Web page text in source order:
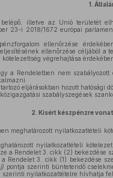
1.
illetve az Unió területét
23-i 2018/1672 európai
ellenőrzése
ellenőrzése céljából a
kötelezettség végrehajtása
a Rendeletben nem
eljárásokban hozott hatósági
szabályszegések
2. Kísért készpénzre
meghatározott nyilatkozattételi
nyilatkozattételi
a Rendelet 3. cikk (2) bekezdése
a Rendelet 3. cikk (1) bekezdése
j) pontja szerinti büntetendő
nyilatkozattételre hívhatja